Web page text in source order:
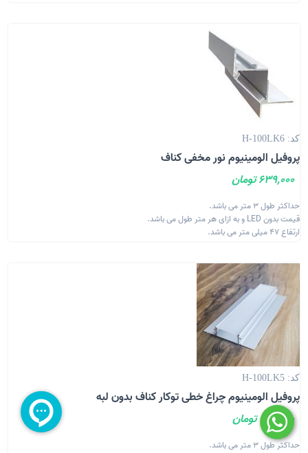
کد: H-100LK6
پروفیل الومینیوم نور مخفی کناف
639,000 تومان
حداکثر طول 3 متر می باشد.
قیمت بدون LED و به ازای هر متر طول می باشد.
ارتفاع 47 میلی متر می باشد.
کد: H-100LK5
پروفیل الومینیوم چراغ خطی توکار کناف بدون لبه
470,000 تومان
حداکثر طول 3 متر می باشد.